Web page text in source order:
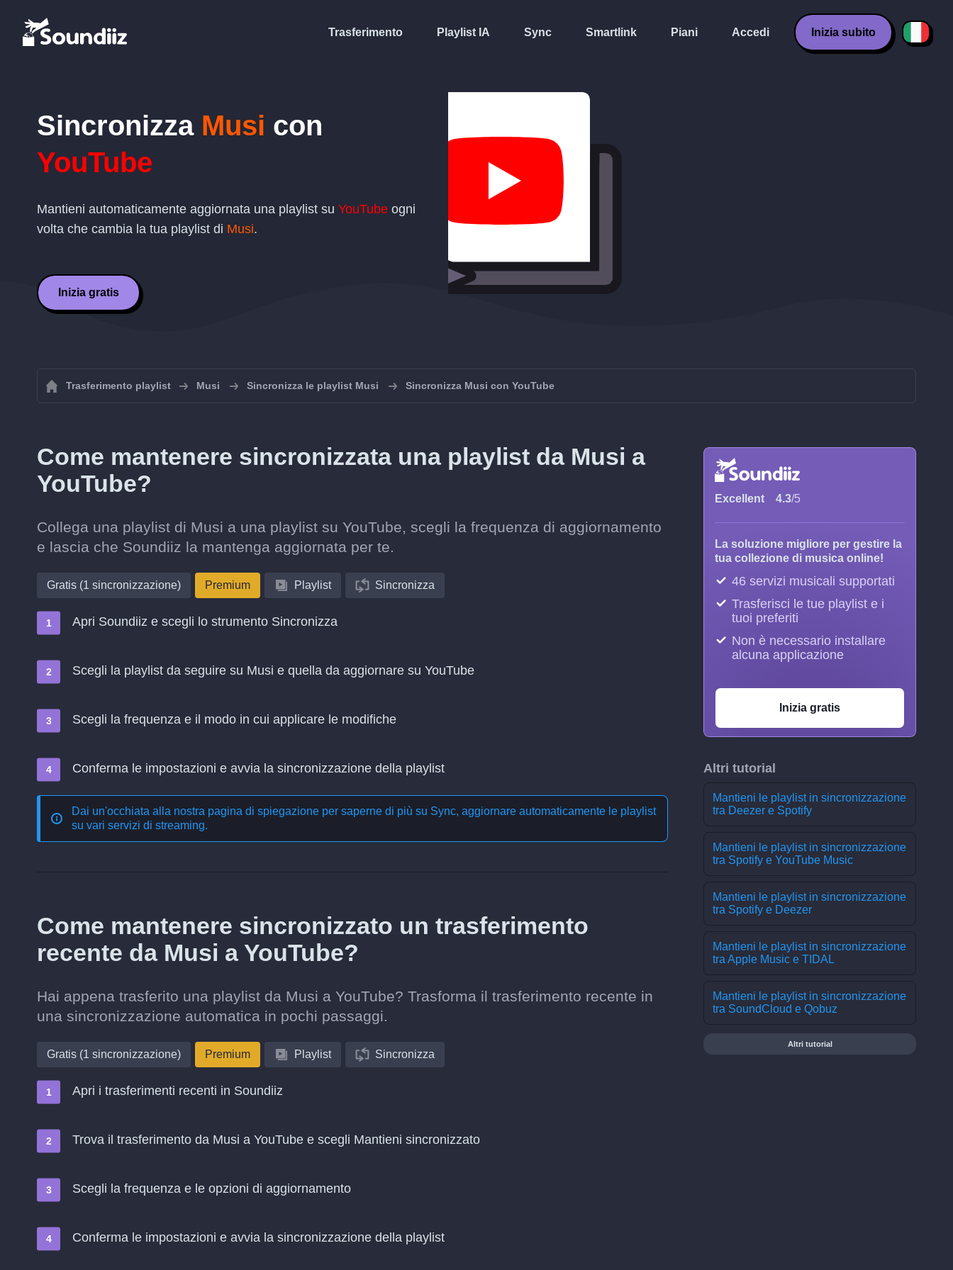
Trasferimento Playlist IA Sync Smartlink Piani Accedi Inizia subito
Sincronizza Musi con
YouTube
Mantieni automaticamente aggiornata una playlist su YouTube ogni
volta che cambia la tua playlist di Musi.
Inizia gratis
Trasferimento playlist Musi Sincronizza le playlist Musi Sincronizza Musi con YouTube
Come mantenere sincronizzata una playlist da Musi a
YouTube?
Collega una playlist di Musi a una playlist su YouTube, scegli la frequenza di aggiornamento
e lascia che Soundiiz la mantenga aggiornata per te.
Gratis (1 sincronizzazione) Premium Playlist Sincronizza
Apri Soundiiz e scegli lo strumento Sincronizza
Scegli la playlist da seguire su Musi e quella da aggiornare su YouTube
Scegli la frequenza e il modo in cui applicare le modifiche
Conferma le impostazioni e avvia la sincronizzazione della playlist
Dai un'occhiata alla nostra pagina di spiegazione per saperne di più su Sync, aggiornare automaticamente le playlist
su vari servizi di streaming.
Come mantenere sincronizzato un trasferimento
recente da Musi a YouTube?
Hai appena trasferito una playlist da Musi a YouTube? Trasforma il trasferimento recente in
una sincronizzazione automatica in pochi passaggi.
Gratis (1 sincronizzazione) Premium Playlist Sincronizza
Apri i trasferimenti recenti in Soundiiz
Trova il trasferimento da Musi a YouTube e scegli Mantieni sincronizzato
Scegli la frequenza e le opzioni di aggiornamento
Conferma le impostazioni e avvia la sincronizzazione della playlist
Excellent 4.3/5
La soluzione migliore per gestire la
tua collezione di musica online!
46 servizi musicali supportati
Trasferisci le tue playlist e i
tuoi preferiti
Non è necessario installare
alcuna applicazione
Inizia gratis
Altri tutorial
Mantieni le playlist in sincronizzazione
tra Deezer e Spotify
Mantieni le playlist in sincronizzazione
tra Spotify e YouTube Music
Mantieni le playlist in sincronizzazione
tra Spotify e Deezer
Mantieni le playlist in sincronizzazione
tra Apple Music e TIDAL
Mantieni le playlist in sincronizzazione
tra SoundCloud e Qobuz
Altri tutorial